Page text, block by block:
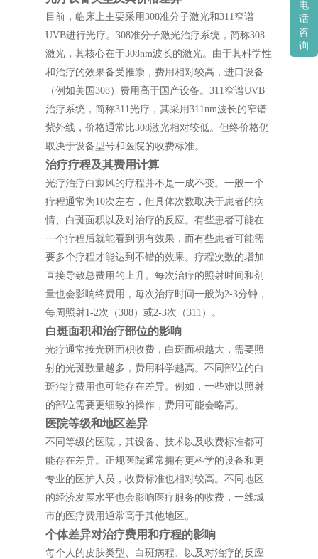
目前，临床上主要采用308准分子激光和311窄谱
UVB进行光疗。308准分子激光治疗系统，简称308
激光，其核心在于308nm波长的激光。由于其科学性
和治疗的效果备受推崇，费用相对较高，进口设备
（例如美国308）费用高于国产设备。311窄谱UVB
治疗系统，简称311光疗，其采用311nm波长的窄谱
紫外线，价格通常比308激光相对较低。但终价格仍
取决于设备型号和医院的收费标准。
治疗疗程及其费用计算
光疗治疗白癜风的疗程并不是一成不变。一般一个
疗程通常为10次左右，但具体次数取决于患者的病
情、白斑面积以及对治疗的反应。有些患者可能在
一个疗程后就能看到明有效果，而有些患者可能需
要多个疗程才能达到不错的效果。疗程次数的增加
直接导致总费用的上升。每次治疗的照射时间和剂
量也会影响终费用，每次治疗时间一般为2-3分钟，
每周照射1-2次（308）或2-3次（311）。
白斑面积和治疗部位的影响
光疗通常按光斑面积收费，白斑面积越大，需要照
射的光斑数量越多，费用科学越高。不同部位的白
斑治疗费用也可能存在差异。例如，一些难以照射
的部位需要更细致的操作，费用可能会略高。
医院等级和地区差异
不同等级的医院，其设备、技术以及收费标准都可
能存在差异。正规医院通常拥有更科学的设备和更
专业的医护人员，收费标准也相对较高。不同地区
的经济发展水平也会影响医疗服务的收费，一线城
市的医疗费用通常高于其他地区。
个体差异对治疗费用和疗程的影响
每个人的皮肤类型、白斑病程、以及对治疗的反应
电
话
咨
询